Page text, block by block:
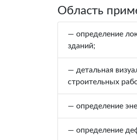
Область
— определение
зданий;
— детальная
строительных
— определение
— определение